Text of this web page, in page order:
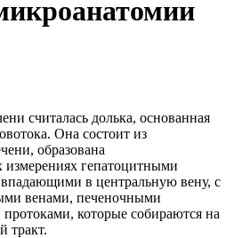
считалась долька, основанная
Она состоит из
образована
гепатоцитными
в центральную вену, с
венами, печеночными
которые собираются на
тракт.